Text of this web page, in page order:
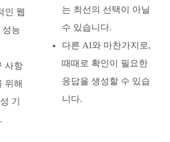
인 웹
성능
사항
위해
기
는 최선의 선택이 아닐
수 있습니다.
다른 AI와 마찬가지로,
때때로 확인이 필요한
응답을 생성할 수 있습
니다.